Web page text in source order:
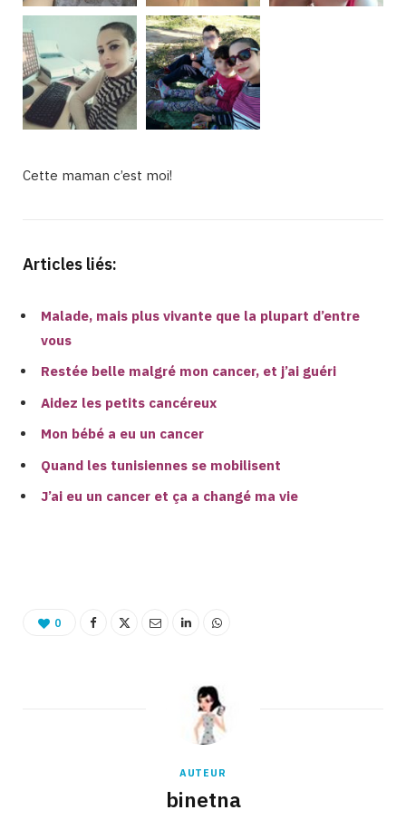
Cette maman c’est moi!
Articles liés:
Malade, mais plus vivante que la plupart d’entre
vous
Restée belle malgré mon cancer, et j’ai guéri
Aidez les petits cancéreux
Mon bébé a eu un cancer
Quand les tunisiennes se mobilisent
J’ai eu un cancer et ça a changé ma vie
0
AUTEUR
binetna